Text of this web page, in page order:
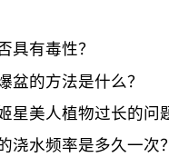
具有毒性？
盆的方法是什么？
星美人植物过长的问
浇水频率是多久一次？